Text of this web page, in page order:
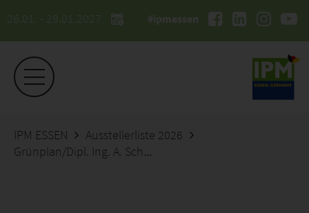
26.01. - 29.01.2027 #ipmessen
IPM ESSEN
Ausstellerliste 2026
Grünplan/Dipl. Ing. A. Schachtner